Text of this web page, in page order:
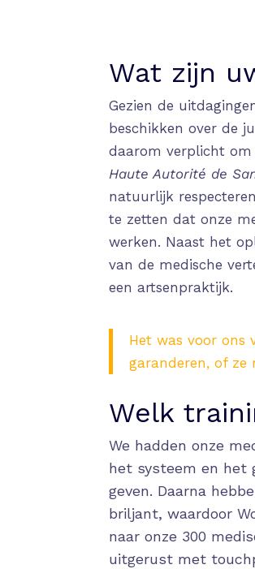
Wat zijn
Gezien de
beschikken over de
daarom verplicht om
Haute Autorité de
natuurlijk
te zetten dat onze
werken. Naast het
van de medische
een artsenpraktijk.
Het was voor ons
garanderen, of
Welk
We hadden onze
het systeem en het
geven. Daarna
briljant, waardoor
naar onze 300
uitgerust met